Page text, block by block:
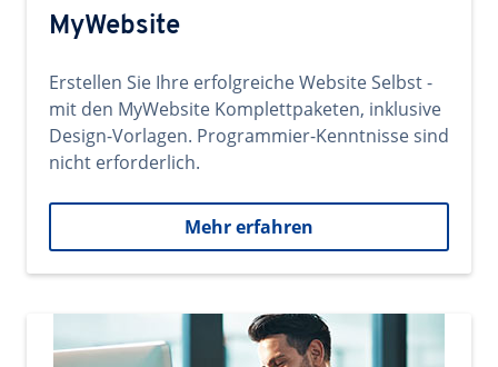
MyWebsite
Erstellen Sie Ihre erfolgreiche Website Selbst -
mit den MyWebsite Komplettpaketen, inklusive
Design-Vorlagen. Programmier-Kenntnisse sind
nicht erforderlich.
Mehr erfahren